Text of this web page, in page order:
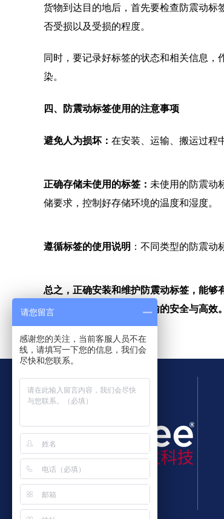
货物到达目的地后，首先要检查防震动标
否受损以及受损的程度。
同时，要记录好标签的状态和相关信息
染。
四、防震动标签使用的注意事项
避免人为损坏 ： 在安装、运输、搬运过程
正确存储未使用的标签 ： 未使用的防震动
储要求，控制好存储环境的温度和湿度。
遵循标签的使用说明 ：不同类型的防震
总之，正确安装和维护防震动标签，能够
防震动标签，确保货物运输的安全与高效。
请您留言
感谢您的关注，当前客服人员不在
线，请填写一下您的信息，我们会
尽快和您联系。